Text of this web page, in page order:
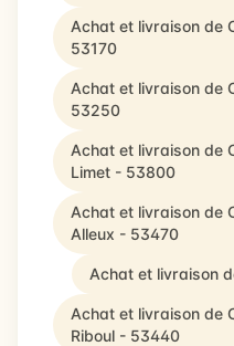
Achat et livraison de
53170
Achat et livraison de
53250
Achat et livraison de
Limet - 53800
Achat et livraison de
Alleux - 53470
Achat et livraison
Achat et livraison de
Riboul - 53440